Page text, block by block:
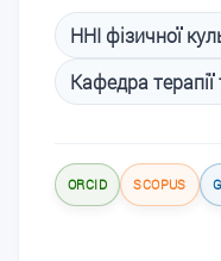
ННІ фізичної
Кафедра терапії
ORCID SCOPUS